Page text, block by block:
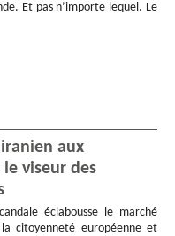
Et pas n’importe lequel. Le
iranien aux
viseur des
éclabousse le marché
citoyenneté européenne et